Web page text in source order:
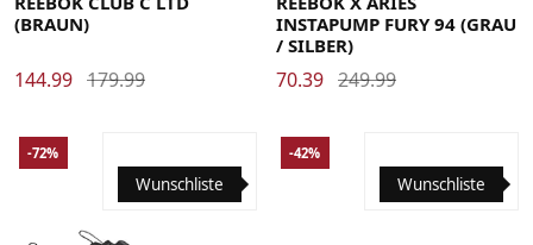
(BRAUN)
144.99 179.99
INSTAPUMP FURY 94 (GRAU
/ SILBER)
70.39 249.99
Wunschliste
-72%
Wunschliste
-42%